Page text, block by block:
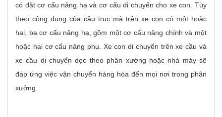
có đặt cơ cấu nâng hạ và cơ cấu di chuyển cho xe con. Tùy
theo công dụng của cầu trục mà trên xe con có một hoặc
hai, ba cơ cấu nâng hạ, gồm một cơ cấu nâng chính và một
hoặc hai cơ cấu nâng phụ. Xe con di chuyển trên xe cầu và
xe cầu di chuyển dọc theo phân xưởng hoặc nhà máy sẽ
đáp ứng việc vận chuyển hàng hóa đến mọi nơi trong phân
xưởng.